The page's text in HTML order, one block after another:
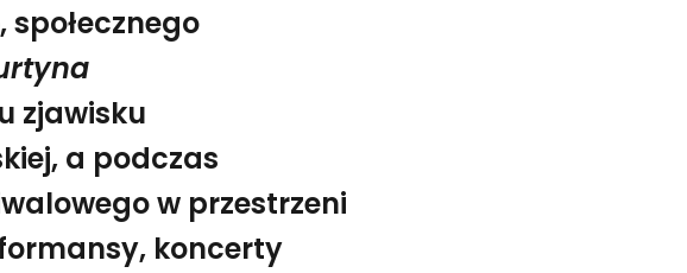
codzienności. Przybiera ono niezliczone formy, zależne od
Nowych Horyzontach
zjawisku
a podczas
w przestrzeni
koncerty